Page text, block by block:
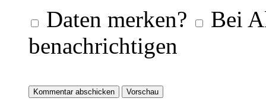
Daten merken?
Bei
benachrichtigen